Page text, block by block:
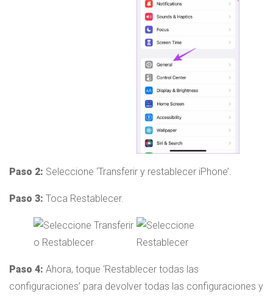
Paso 2: Seleccione ‘Transferir y restablecer iPhone’.
Paso 3: Toca Restablecer.
Paso 4: Ahora, toque ‘Restablecer todas las
configuraciones’ para devolver todas las configuraciones y